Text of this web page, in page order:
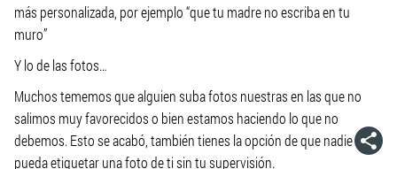
más personalizada, por ejemplo “que tu madre no escriba en tu
muro”
Y lo de las fotos…
Muchos tememos que alguien suba fotos nuestras en las que no
salimos muy favorecidos o bien estamos haciendo lo que no
debemos. Esto se acabó, también tienes la opción de que nadie
pueda etiquetar una foto de ti sin tu supervisión.